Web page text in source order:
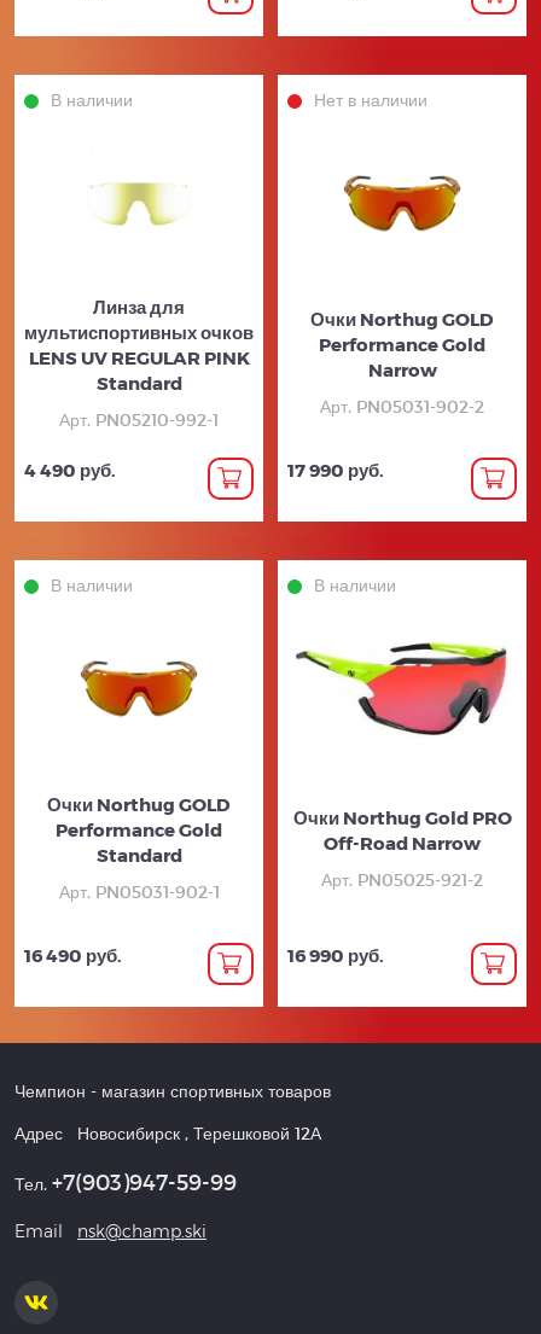
В наличии
Линза для
мультиспортивных очков
LENS UV REGULAR PINK
Standard
Арт. PN05210-992-1
4 490 руб.
Нет в наличии
Очки Northug GOLD
Performance Gold
Narrow
Арт. PN05031-902-2
17 990 руб.
В наличии
Очки Northug GOLD
Performance Gold
Standard
Арт. PN05031-902-1
16 490 руб.
В наличии
Очки Northug Gold PRO
Off-Road Narrow
Арт. PN05025-921-2
16 990 руб.
Чемпион - магазин спортивных товаров
Адрес Новосибирск , Терешковой 12А
Тел. +7(903)947-59-99
Email nsk@champ.ski